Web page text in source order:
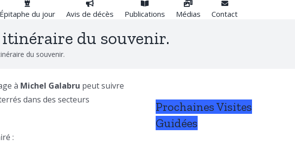
Épitaphe du jour Avis de décès Publications Médias Contact
itinéraire du souvenir.
du souvenir.
à Michel Galabru peut suivre
dans des secteurs
:
Prochaines Visites
Guidées